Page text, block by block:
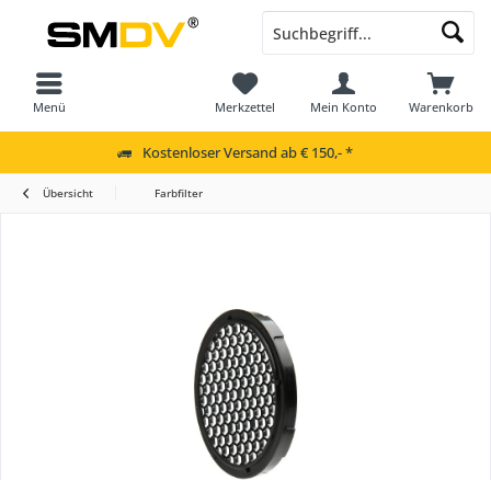
Menü Warenkorb
Merkzettel Mein Konto
Kostenloser Versand ab € 150,- *
Übersicht Farbfilter